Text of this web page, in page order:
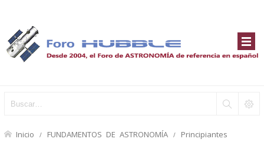
Inicio FUNDAMENTOS DE ASTRONOMÍA Principiantes